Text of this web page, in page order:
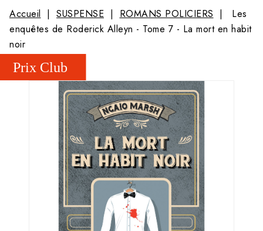
Accueil SUSPENSE ROMANS POLICIERS
Les
enquêtes de Roderick Alleyn - Tome 7 - La mort en habit
noir